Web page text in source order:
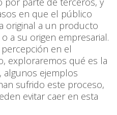
en que el público
original a un producto
a su origen empresarial.
en el
exploraremos qué es la
, algunos ejemplos
sufrido este proceso,
evitar caer en esta